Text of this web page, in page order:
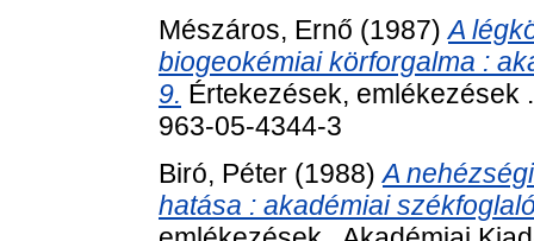
Mészáros, Ernő (1987)A
biogeokémiai körforgalma :
9. Értekezések, emlékezések
963-05-4344-3
Biró, Péter (1988)A
hatása : akadémiai